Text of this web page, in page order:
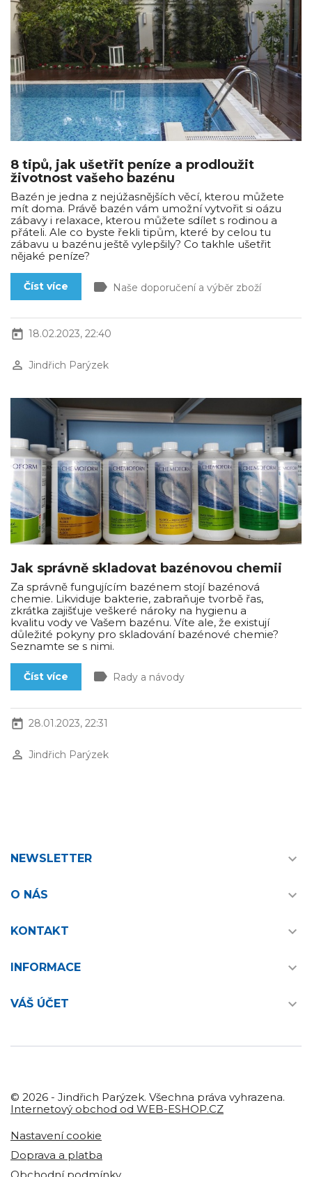
8 tipů, jak ušetřit peníze a prodloužit
životnost vašeho bazénu
Bazén je jedna z nejúžasnějších věcí, kterou můžete
mít doma. Právě bazén vám umožní vytvořit si oázu
zábavy i relaxace, kterou můžete sdílet s rodinou a
přáteli. Ale co byste řekli tipům, které by celou tu
zábavu u bazénu ještě vylepšily? Co takhle ušetřit
nějaké peníze?
Číst více label Naše doporučení a výběr zboží
today 18.02.2023, 22:40
perm_identity Jindřich Parýzek
Jak správně skladovat bazénovou chemii
Za správně fungujícím bazénem stojí bazénová
chemie. Likviduje bakterie, zabraňuje tvorbě řas,
zkrátka zajišťuje veškeré nároky na hygienu a
kvalitu vody ve Vašem bazénu. Víte ale, že existují
důležité pokyny pro skladování bazénové chemie?
Seznamte se s nimi.
Číst více label Rady a návody
today 28.01.2023, 22:31
perm_identity Jindřich Parýzek
NEWSLETTER 
O NÁS 
KONTAKT 
INFORMACE 
VÁŠ ÚČET 
© 2026 - Jindřich Parýzek. Všechna práva vyhrazena.
Internetový obchod od WEB-ESHOP.CZ
Nastavení cookie
Doprava a platba